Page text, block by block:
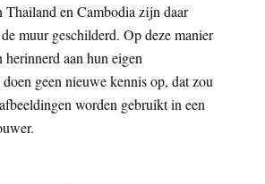
Thailand en Cambodia zijn daar
muur geschilderd. Op deze manier
aan hun eigen
geen nieuwe kennis op, dat zou
worden gebruikt in een